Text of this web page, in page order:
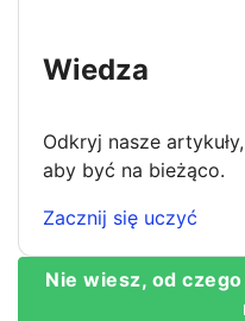
Wiedza
Odkryj nasze
aby być na bieżąco.
Zacznij się uczyć
Nie wiesz, od